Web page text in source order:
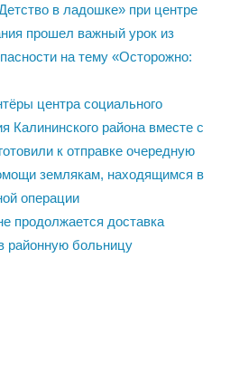
в ладошке» при центре
прошел важный урок из
на тему «Осторожно:
центра социального
Калининского района вместе с
к отправке очередную
землякам, находящимся в
операции
продолжается доставка
районную больницу